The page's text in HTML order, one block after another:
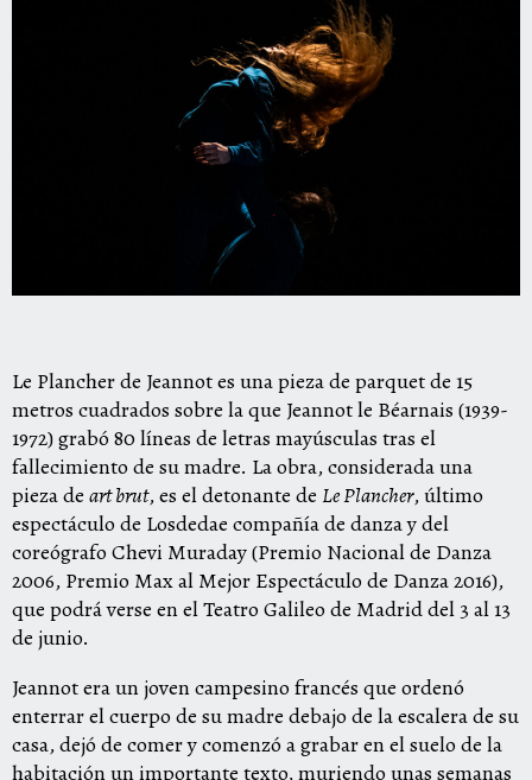
Le Plancher de Jeannot es una pieza de parquet de 15
metros cuadrados sobre la que Jeannot le Béarnais (1939-
1972) grabó 80 líneas de letras mayúsculas tras el
fallecimiento de su madre. La obra, considerada una
pieza de art brut, es el detonante de Le Plancher, último
espectáculo de Losdedae compañía de danza y del
coreógrafo Chevi Muraday (Premio Nacional de Danza
2006, Premio Max al Mejor Espectáculo de Danza 2016),
que podrá verse en el Teatro Galileo de Madrid del 3 al 13
de junio.
Jeannot era un joven campesino francés que ordenó
enterrar el cuerpo de su madre debajo de la escalera de su
casa, dejó de comer y comenzó a grabar en el suelo de la
habitación un importante texto, muriendo unas semanas